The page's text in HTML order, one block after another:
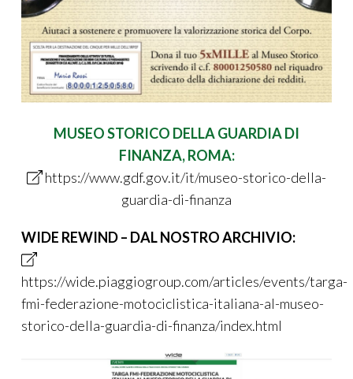
MUSEO STORICO DELLA GUARDIA DI
FINANZA, ROMA:
https://www.gdf.gov.it/it/museo-storico-della-
guardia-di-finanza
WIDE REWIND – DAL NOSTRO ARCHIVIO:
https://wide.piaggiogroup.com/articles/events/targa-
fmi-federazione-motociclistica-italiana-al-museo-
storico-della-guardia-di-finanza/index.html